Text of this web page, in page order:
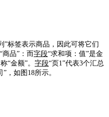
”标签表示商品，因此可将它们
品”：而字段“求和项：值”是金
“金额”。 字段“页1”代表3个汇总
，如图18所示。